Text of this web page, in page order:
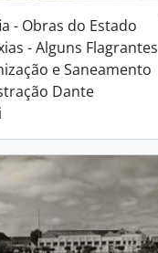
- Obras do Estado
- Alguns Flagrantes
e Saneamento
Dante
transferência